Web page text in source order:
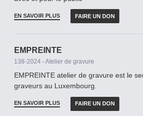
EN SAVOIR PLUS FAIRE UN DON
EMPREINTE
138-2024 - Atelier de gravure
EMPREINTE atelier de gravure est le
graveurs au Luxembourg.
EN SAVOIR PLUS FAIRE UN DON